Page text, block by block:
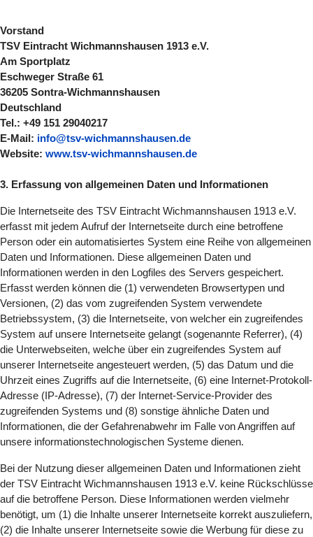
Vorstand
TSV Eintracht Wichmannshausen 1913 e.V.
Am Sportplatz
Eschweger Straße 61
36205 Sontra-Wichmannshausen
Deutschland
Tel.: +49 151 29040217
E-Mail: info@tsv-wichmannshausen.de
Website: www.tsv-wichmannshausen.de
3. Erfassung von allgemeinen Daten und Informationen
Die Internetseite des TSV Eintracht Wichmannshausen 1913 e.V.
erfasst mit jedem Aufruf der Internetseite durch eine betroffene
Person oder ein automatisiertes System eine Reihe von allgemeinen
Daten und Informationen. Diese allgemeinen Daten und
Informationen werden in den Logfiles des Servers gespeichert.
Erfasst werden können die (1) verwendeten Browsertypen und
Versionen, (2) das vom zugreifenden System verwendete
Betriebssystem, (3) die Internetseite, von welcher ein zugreifendes
System auf unsere Internetseite gelangt (sogenannte Referrer), (4)
die Unterwebseiten, welche über ein zugreifendes System auf
unserer Internetseite angesteuert werden, (5) das Datum und die
Uhrzeit eines Zugriffs auf die Internetseite, (6) eine Internet-Protokoll-
Adresse (IP-Adresse), (7) der Internet-Service-Provider des
zugreifenden Systems und (8) sonstige ähnliche Daten und
Informationen, die der Gefahrenabwehr im Falle von Angriffen auf
unsere informationstechnologischen Systeme dienen.
Bei der Nutzung dieser allgemeinen Daten und Informationen zieht
der TSV Eintracht Wichmannshausen 1913 e.V. keine Rückschlüsse
auf die betroffene Person. Diese Informationen werden vielmehr
benötigt, um (1) die Inhalte unserer Internetseite korrekt auszuliefern,
(2) die Inhalte unserer Internetseite sowie die Werbung für diese zu